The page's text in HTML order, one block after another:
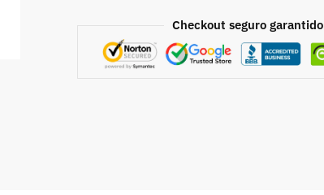
Checkout seguro garantido